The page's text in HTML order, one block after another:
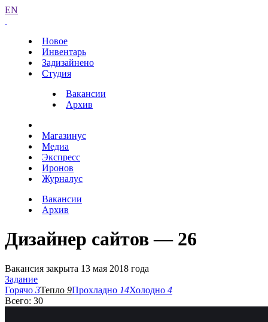
EN
Новое
Инвентарь
Задизайнено
Студия
Вакансии
Архив
Магазинус
Медиа
Экспресс
Иронов
Журналус
Вакансии
Архив
Дизайнер сайтов — 26
Вакансия закрыта 13 мая 2018 года
Задание
Горячо 3Тепло 9Прохладно 14Холодно 4
Всего: 30